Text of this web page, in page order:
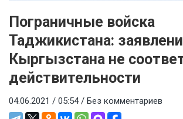
Пограничные войска
Таджикистана:
Кыргызстана не
действительности
04.06.2021 / 05:54 / Без комментариев